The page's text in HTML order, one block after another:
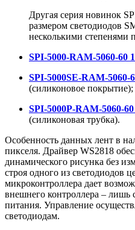
Другая серия новинок
размером светодиодов
несколькими степенями
SPI-5000-RAM-5060-60
SPI-5000SE-RAM-
(силиконовое покрытие);
SPI-5000P-RAM-5060-
(силиконовая трубка).
Особенность данных лент в
пикселя. Драйвер WS2818
динамического рисунка без
строя одного из светодиодов
микроконтроллера дает
внешнего контроллера –
питания. Управление
светодиодам.